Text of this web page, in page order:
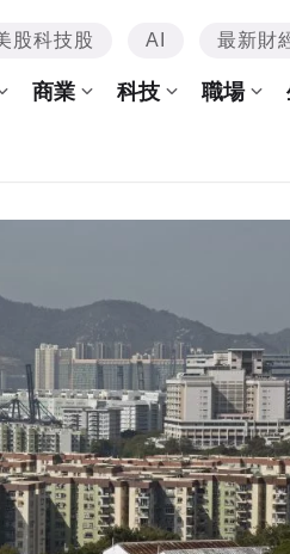
股科技股 AI 最新財
商業 科技 職場